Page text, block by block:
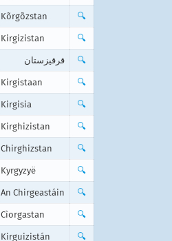
Kõrgõzstan 🔍
Kirgizistan 🔍
قرقیزستان 🔍
Kirgistaan 🔍
Kirgisia 🔍
Kirghizistan 🔍
Chirghizstan 🔍
Kyrgyzyë 🔍
An Chirgeastáin 🔍
Cìorgastan 🔍
Kirguizistán 🔍